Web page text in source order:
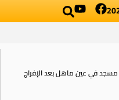
في عين ماهل بعد الإفراج